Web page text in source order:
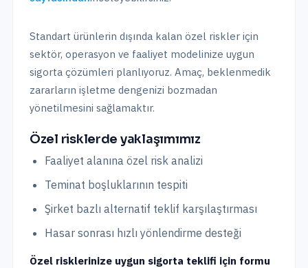
Standart ürünlerin dışında kalan özel riskler için
sektör, operasyon ve faaliyet modelinize uygun
sigorta çözümleri planlıyoruz. Amaç, beklenmedik
zararların işletme dengenizi bozmadan
yönetilmesini sağlamaktır.
Özel risklerde yaklaşımımız
Faaliyet alanına özel risk analizi
Teminat boşluklarının tespiti
Şirket bazlı alternatif teklif karşılaştırması
Hasar sonrası hızlı yönlendirme desteği
Özel risklerinize uygun sigorta teklifi için formu